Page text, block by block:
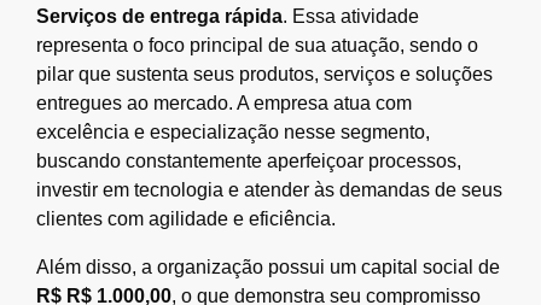
Serviços de entrega rápida. Essa atividade
representa o foco principal de sua atuação, sendo o
pilar que sustenta seus produtos, serviços e soluções
entregues ao mercado. A empresa atua com
excelência e especialização nesse segmento,
buscando constantemente aperfeiçoar processos,
investir em tecnologia e atender às demandas de seus
clientes com agilidade e eficiência.
Além disso, a organização possui um capital social de
R$ R$ 1.000,00, o que demonstra seu compromisso